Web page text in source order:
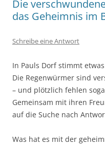
Die
das Geheimnis im
Schreibe eine Antwort
In Pauls Dorf stimmt
Die Regenwürmer sind
– und plötzlich fehlen
Gemeinsam mit ihren
auf die Suche nach
Was hat es mit der